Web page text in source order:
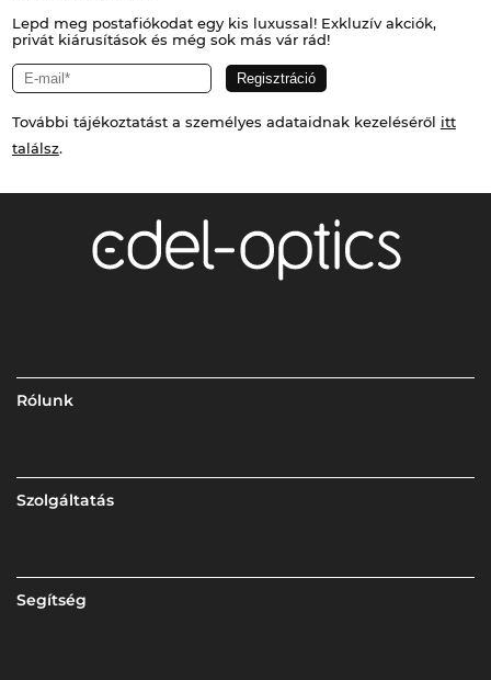
Lepd meg postafiókodat egy kis luxussal! Exkluzív akciók,
privát kiárusítások és még sok más vár rád!
További tájékoztatást a személyes adataidnak kezeléséről itt
találsz.
Rólunk
Szolgáltatás
Segítség